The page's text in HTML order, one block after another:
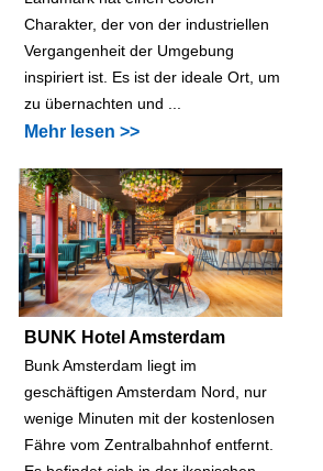
Charakter, der von der industriellen
Vergangenheit der Umgebung
inspiriert ist. Es ist der ideale Ort, um
zu übernachten und ...
Mehr lesen >>
BUNK Hotel Amsterdam
Bunk Amsterdam liegt im
geschäftigen Amsterdam Nord, nur
wenige Minuten mit der kostenlosen
Fähre vom Zentralbahnhof entfernt.